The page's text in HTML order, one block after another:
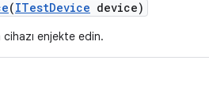
(ITestDevice device)
enjekte edin.